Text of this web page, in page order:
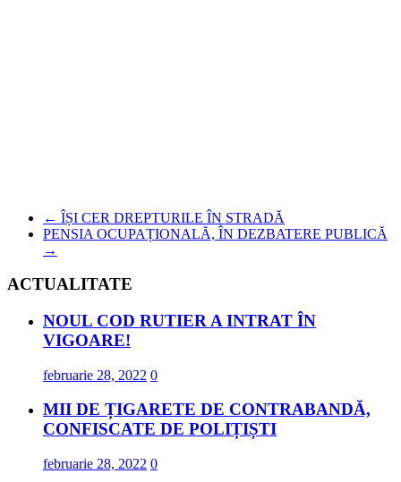
← ÎȘI CER DREPTURILE ÎN STRADĂ
PENSIA OCUPAȚIONALĂ, ÎN DEZBATERE PUBLICĂ
→
ACTUALITATE
NOUL COD RUTIER A INTRAT ÎN
VIGOARE!
februarie 28, 2022 0
MII DE ȚIGARETE DE CONTRABANDĂ,
CONFISCATE DE POLIȚIȘTI
februarie 28, 2022 0